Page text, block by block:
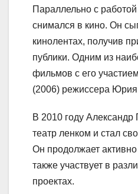
Параллельно с
снимался в кино. Он
кинолентах, получив
публики. Одним из
фильмов с его
(2006) режиссера
В 2010 году
театр ленком и стал
Он продолжает
также участвует в
проектах.